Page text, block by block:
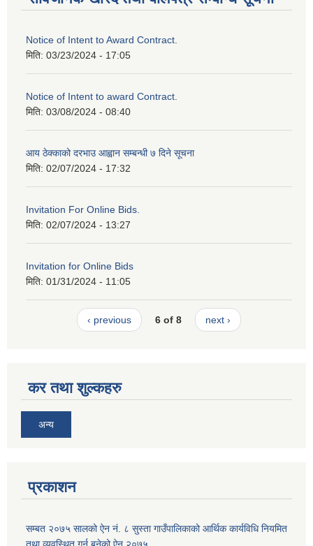
Notice of Intent to Award Contract.
मिति: 03/23/2024 - 17:05
Notice of Intent to award Contract.
मिति: 03/08/2024 - 08:40
आय ठेक्काको दरभाउ आह्वान सम्बन्धी ७ दिने सूचना
मिति: 02/07/2024 - 17:32
Invitation For Online Bids.
मिति: 02/07/2024 - 13:27
Invitation for Online Bids
मिति: 01/31/2024 - 11:05
‹ previous 6 of 8 next ›
कर तथा शुल्कहरु
अन्य
प्रकाशन
सम्बत २०७५ सालको ऐन नं. ८ सुस्ता गाउँपालिकाको आर्थिक कार्यविधि नियमित